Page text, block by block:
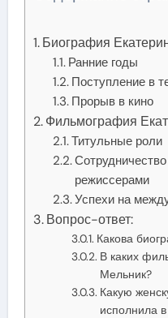
Биография
Ранние годы
Поступление в
Прорыв в кино
Фильмография
Титульные роли
режиссерами
Успехи на
Вопрос-ответ:
Какова
В каких
Мельник?
Какую
исполнила в